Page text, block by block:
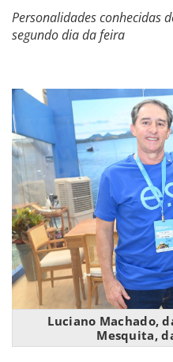
Personalidades conhecidas
segundo dia da feira
Luciano Machado,
Mesquita,